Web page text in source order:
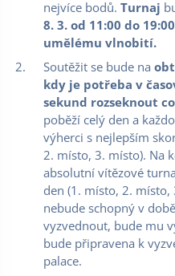
nejvíce bodů. Turnaj
8. 3. od 11:00 do
umělému vlnobití.
Soutěžit se bude na
kdy je potřeba v
sekund rozseknout
poběží celý den a
výherci s nejlepším
2. místo, 3. místo). Na
absolutní vítězové
den (1. místo, 2.
nebude schopný v
vyzvednout, bude mu
bude připravena k
palace.